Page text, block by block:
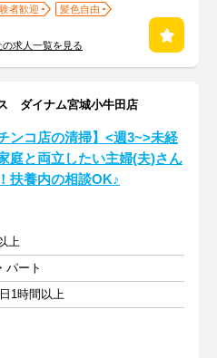
者歓迎
髪色自由
求人一覧を見る
ダイナム宮城小牛田店
チンコ店の清掃】<週3~>未経
庭と両立したい主婦(夫)さん
扶養内の相談OK♪
上
パート
1時間以上